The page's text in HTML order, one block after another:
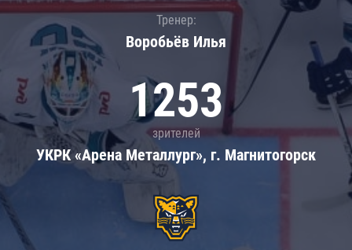
Тренер:
Воробьёв Илья
1253
зрителей
УКРК «Арена Металлург», г. Магнитогорск